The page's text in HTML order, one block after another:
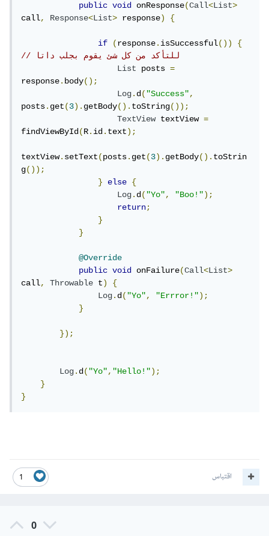
public
void onResponse(Call<List>
call, Response<List> response) {
if (response.isSuccessful())
{
// للتأكد من كل شئ يقوم بجلب داتا
List
posts =
response.body();
Log.d("Success",
posts.get(3).getBody().toString());
TextView textView =
findViewById(R.id.text);
textView.setText(posts.get(3).getBody().toStrin
g());
}
else
{
Log.d("Yo", "Boo!");
return;
}
}
@Override
public
void onFailure(Call<List>
call, Throwable t)
{
Log.d("Yo", "Errror!");
}
});
Log.d("Yo","Hello!");
}
}
1 اقتباس
0